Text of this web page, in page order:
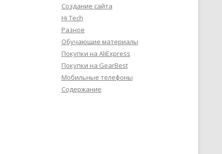
Создание сайта
Hi Tech
Разное
Обучающие материалы
Покупки на AliExpress
Покупки на GearBest
Мобильные телефоны
Содержание